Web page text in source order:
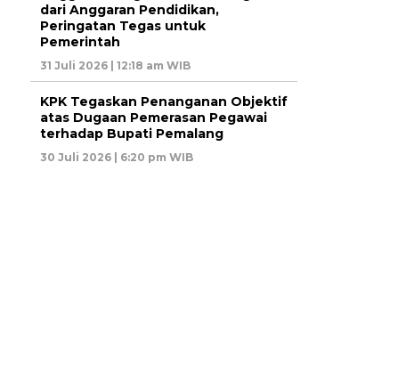
dari Anggaran Pendidikan,
Peringatan Tegas untuk
Pemerintah
31 Juli 2026 | 12:18 am WIB
KPK Tegaskan Penanganan Objektif
atas Dugaan Pemerasan Pegawai
terhadap Bupati Pemalang
30 Juli 2026 | 6:20 pm WIB